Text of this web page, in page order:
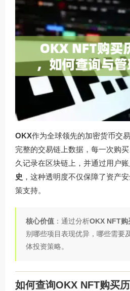
OKX作为全球领先的加密货币交
完整的交易链上数据，每一次购
久记录在区块链上，并通过用户
史 ，这种透明度不仅保障了资产
策支持。
核心价值 ：通过分析OKX NFT购
别哪些项目表现优异，哪些需要
体投资策略。
如何查询OKX NFT购买